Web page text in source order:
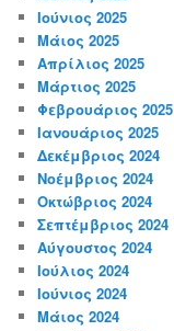
Ιούνιος 2025
Μάιος 2025
Απρίλιος 2025
Μάρτιος 2025
Φεβρουάριος 2025
Ιανουάριος 2025
Δεκέμβριος 2024
Νοέμβριος 2024
Οκτώβριος 2024
Σεπτέμβριος 2024
Αύγουστος 2024
Ιούλιος 2024
Ιούνιος 2024
Μάιος 2024